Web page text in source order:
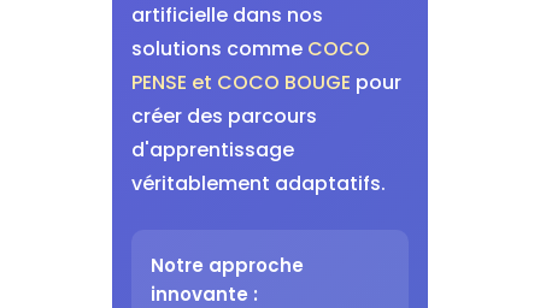
artificielle dans nos
solutions comme COCO
PENSE et COCO BOUGE pour
créer des parcours
d'apprentissage
véritablement adaptatifs.
Notre approche
innovante :